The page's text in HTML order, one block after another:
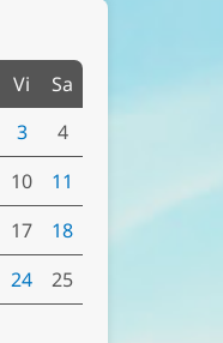
Vi
Sa
3
4
10
11
17
18
24
25